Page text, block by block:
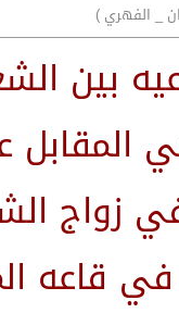
_ الفهري )
بين
زواج
في قاعه